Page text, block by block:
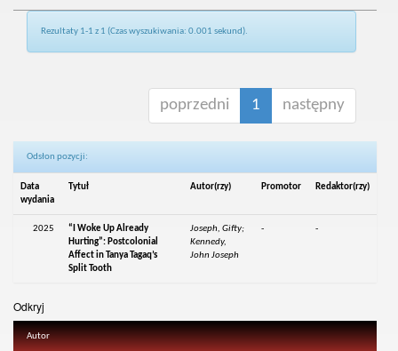
Rezultaty 1-1 z 1 (Czas wyszukiwania: 0.001 sekund).
poprzedni 1 następny
Odsłon pozycji:
Data
wydania
Tytuł Autor(rzy) Promotor Redaktor(rzy)
2025
“I Woke Up Already
Hurting”: Postcolonial
Affect in Tanya Tagaq’s
Split Tooth
Joseph, Gifty;
Kennedy,
John Joseph
- -
Odkryj
Autor